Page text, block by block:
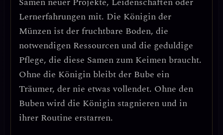
Lernerfahrungen mit. Die Königin der
Münzen ist der fruchtbare Boden, die
notwendigen Ressourcen und die geduldige
Pflege, die diese Samen zum Keimen braucht.
Ohne die Königin bleibt der Bube ein
Träumer, der nie etwas vollendet. Ohne den
Buben wird die Königin stagnieren und in
ihrer Routine erstarren.